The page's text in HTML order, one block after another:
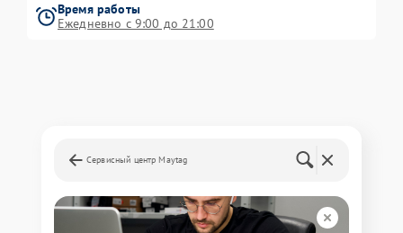
Время работы
Ежедневно с 9:00 до 21:00
Сервисный центр Maytag